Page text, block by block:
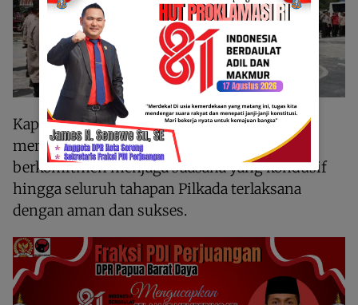
Kapolres berharap agar semua pihak dapat
mematuhi peraturan yang berlaku dan
berkomitmen menjaga suasana yang kondusif
hingga seluruh tahapan Pilkada terlaksana
dengan aman dan sukses.